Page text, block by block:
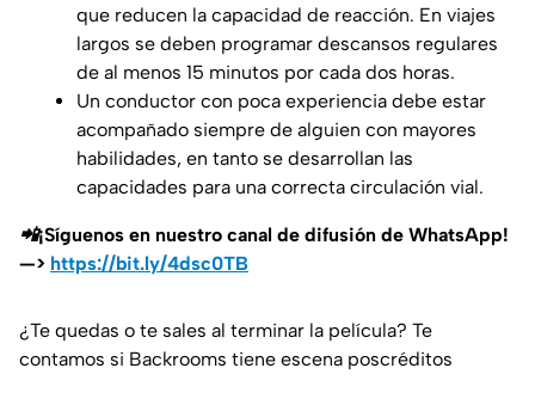
que reducen la capacidad de reacción. En viajes
largos se deben programar descansos regulares
de al menos 15 minutos por cada dos horas.
Un conductor con poca experiencia debe estar
acompañado siempre de alguien con mayores
habilidades, en tanto se desarrollan las
capacidades para una correcta circulación vial.
📲¡Síguenos en nuestro canal de difusión de WhatsApp!
—> https://bit.ly/4dsc0TB
¿Te quedas o te sales al terminar la película? Te
contamos si Backrooms tiene escena poscréditos